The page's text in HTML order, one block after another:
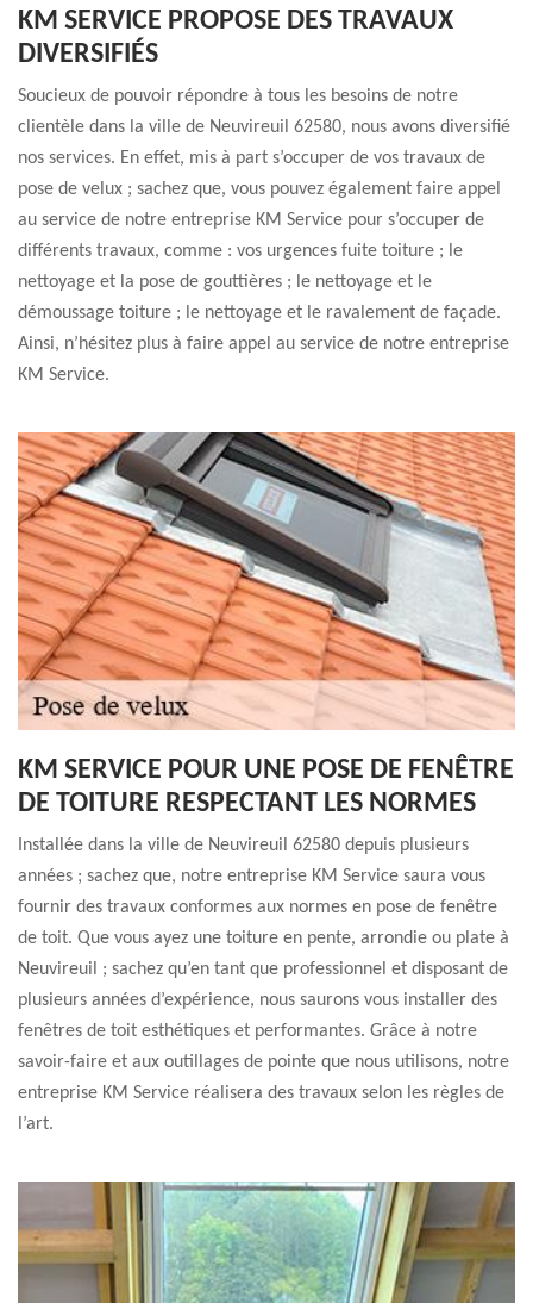
KM SERVICE PROPOSE DES TRAVAUX
DIVERSIFIÉS
Soucieux de pouvoir répondre à tous les besoins de notre
clientèle dans la ville de Neuvireuil 62580, nous avons diversifié
nos services. En effet, mis à part s’occuper de vos travaux de
pose de velux ; sachez que, vous pouvez également faire appel
au service de notre entreprise KM Service pour s’occuper de
différents travaux, comme : vos urgences fuite toiture ; le
nettoyage et la pose de gouttières ; le nettoyage et le
démoussage toiture ; le nettoyage et le ravalement de façade.
Ainsi, n’hésitez plus à faire appel au service de notre entreprise
KM Service.
KM SERVICE POUR UNE POSE DE FENÊTRE
DE TOITURE RESPECTANT LES NORMES
Installée dans la ville de Neuvireuil 62580 depuis plusieurs
années ; sachez que, notre entreprise KM Service saura vous
fournir des travaux conformes aux normes en pose de fenêtre
de toit. Que vous ayez une toiture en pente, arrondie ou plate à
Neuvireuil ; sachez qu’en tant que professionnel et disposant de
plusieurs années d’expérience, nous saurons vous installer des
fenêtres de toit esthétiques et performantes. Grâce à notre
savoir-faire et aux outillages de pointe que nous utilisons, notre
entreprise KM Service réalisera des travaux selon les règles de
l’art.